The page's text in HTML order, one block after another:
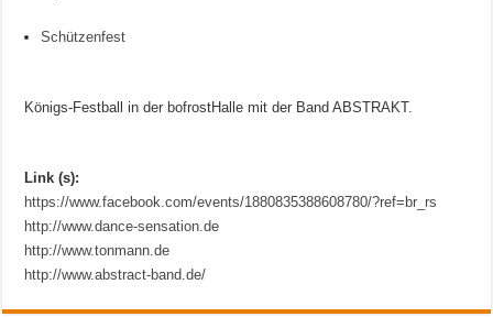
Schützenfest
Königs-Festball in der bofrostHalle mit der Band ABSTRAKT.
Link (s):
https://www.facebook.com/events/1880835388608780/?ref=br_rs
http://www.dance-sensation.de
http://www.tonmann.de
http://www.abstract-band.de/